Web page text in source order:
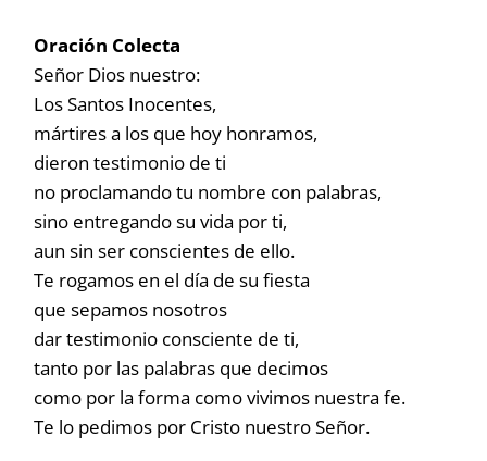
Oración Colecta
Señor Dios nuestro:
Los Santos Inocentes,
mártires a los que hoy honramos,
dieron testimonio de ti
no proclamando tu nombre con palabras,
sino entregando su vida por ti,
aun sin ser conscientes de ello.
Te rogamos en el día de su fiesta
que sepamos nosotros
dar testimonio consciente de ti,
tanto por las palabras que decimos
como por la forma como vivimos nuestra fe.
Te lo pedimos por Cristo nuestro Señor.